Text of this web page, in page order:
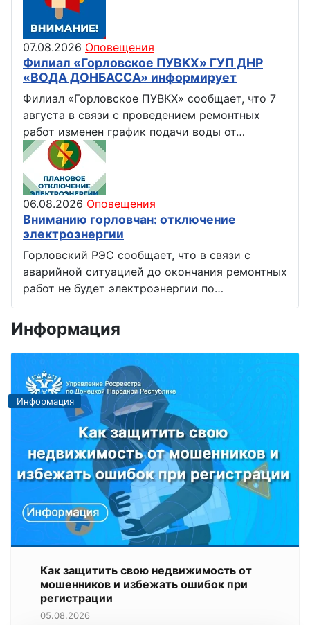
07.08.2026 Оповещения
Филиал «Горловское ПУВКХ» ГУП ДНР
«ВОДА ДОНБАССА» информирует
Филиал «Горловское ПУВКХ» сообщает, что 7
августа в связи с проведением ремонтных
работ изменен график подачи воды от…
06.08.2026 Оповещения
Вниманию горловчан: отключение
электроэнергии
Горловский РЭС сообщает, что в связи с
аварийной ситуацией до окончания ремонтных
работ не будет электроэнергии по…
Информация
Информация
Как защитить свою недвижимость от
мошенников и избежать ошибок при
регистрации
05.08.2026